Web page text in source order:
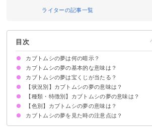
ライターの記事一覧
目次
カブトムシの夢は何の暗示？
カブトムシの夢の基本的な意味は？
幸運の暗示
恋愛運はチャンスに恵まれる
妊娠運は上昇する
状況によって意味が決まる
カブトムシの夢は宝くじが当たる？
吉夢のカブトムシの夢なら当たるかも
カブトムシの夢を見て宝くじが当たった体験談
【状況別】カブトムシの夢の意味は？
カブトムシを食べる夢【吉夢】
大量のカブトムシの夢【吉夢】
カブトムシが飛んでくる夢【吉夢】
カブトムシを捕まえる夢【吉夢】
カブトムシの死骸の夢【警告夢】
カブトムシを助ける夢【吉夢】
カブトムシが飛んでいく夢【吉夢】
カブトムシが体から出てくる夢【吉夢】
カブトムシとクワガタの夢【吉夢】
カブトムシとカエルの夢【吉夢】
カブトムシとカナブンの夢【吉夢】
カブトムシに噛まれる夢【警告夢】
カブトムシが喧嘩する夢【警告夢】
カブトムシが逃げる夢【警告夢】
カブトムシに襲われる夢【警告夢】
カブトムシが羽化する夢【吉夢】
【種類・特徴別】カブトムシの夢の意味は？
ヘラクレスオオカブトの夢【吉夢】
大きいカブトムシの夢【吉夢】
小さいカブトムシの夢【吉夢】
カブトムシの幼虫の夢【吉夢】
オスのカブトムシの夢【吉夢】
メスのカブトムシの夢【吉夢】
カブトムシのサナギの夢【吉夢】
【色別】カブトムシの夢の意味は？
金色のカブトムシの夢【吉夢】
虹色のカブトムシの夢【吉夢】
ピンクのカブトムシの夢【吉夢】
青いカブトムシの夢【吉夢】
赤いカブトムシの夢【吉夢】
白いカブトムシの夢【警告夢】
カブトムシの夢を見た時の注意点は？
吉夢なら人に話さない